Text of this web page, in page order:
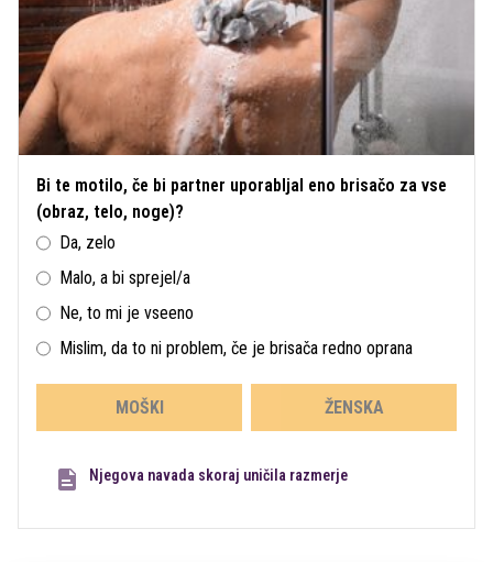
Bi te motilo, če bi partner uporabljal eno brisačo za vse
(obraz, telo, noge)?
Da, zelo
Malo, a bi sprejel/a
Ne, to mi je vseeno
Mislim, da to ni problem, če je brisača redno oprana
MOŠKI ŽENSKA
Njegova navada skoraj uničila razmerje